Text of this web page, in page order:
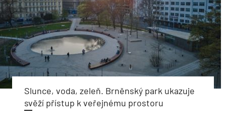
Slunce, voda, zeleň. Brněnský park ukazuje
svěží přístup k veřejnému prostoru